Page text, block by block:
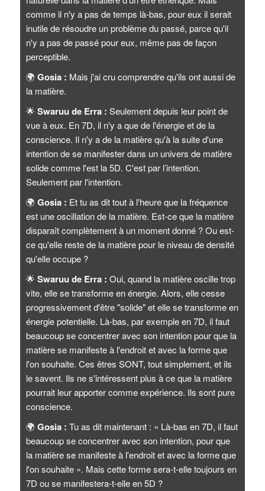
comme il n'y a pas de temps là-bas, pour eux il serait
inutile de résoudre un problème du passé, parce qu'il
n'y a pas de passé pour eux, même pas de façon
perceptible.
🌍 Gosia : Mais j'ai cru comprendre qu'ils ont aussi de
la matière.
🌟 Swaruu de Erra : Seulement depuis leur point de
vue à eux. En 7D, il n'y a que de l'énergie et de la
conscience. Il n'y a de la matière qu'à la suite d'une
intention de se manifester dans un univers de matière
solide comme l'est la 5D. C'est par l’intention.
Seulement par l'intention.
🌍 Gosia : Et tu as dit tout à l'heure que la fréquence
est une oscillation de la matière. Est-ce que la matière
disparaît complètement à un moment donné ? Ou est-
ce qu'elle reste de la matière pour le niveau de densité
qu'elle occupe ?
🌟 Swaruu de Erra : Oui, quand la matière oscille trop
vite, elle se transforme en énergie. Alors, elle cesse
progressivement d'être "solide" et elle se transforme en
énergie potentielle. Là-bas, par exemple en 7D, il faut
beaucoup se concentrer avec son intention pour que la
matière se manifeste à l'endroit et avec la forme que
l'on souhaite. Ces êtres SONT, tout simplement, et ils
le savent. Ils ne s'intéressent plus à ce que la matière
pourrait leur apporter comme expérience. Ils sont pure
conscience.
🌍 Gosia : Tu as dit maintenant : « Là-bas en 7D, il faut
beaucoup se concentrer avec son intention, pour que
la matière se manifeste à l'endroit et avec la forme que
l'on souhaite ». Mais cette forme sera-t-elle toujours en
7D ou se manifestera-t-elle en 5D ?